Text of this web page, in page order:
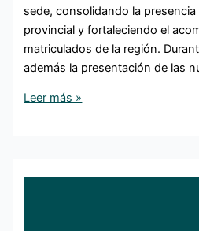
sede, consolidando la
provincial y fortaleciendo el
matriculados de la región.
además la presentación de las
Leer más »